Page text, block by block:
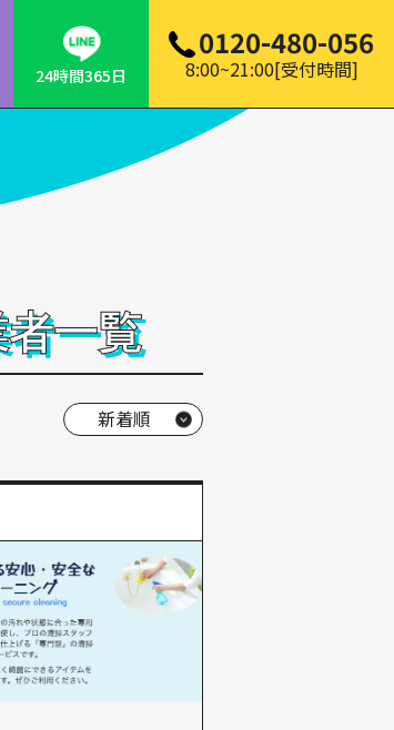
24時間365日
0120-480-056
8:00~21:00[受付時間]
一覧